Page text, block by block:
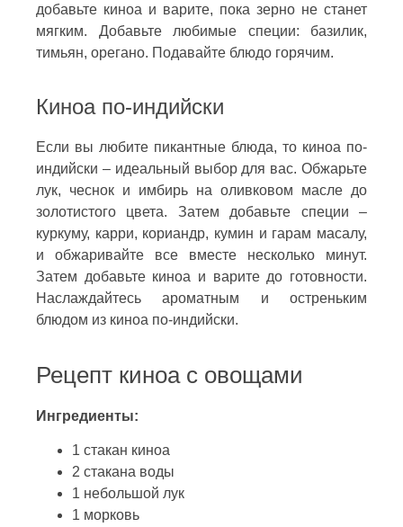
добавьте киноа и варите, пока зерно не станет
мягким. Добавьте любимые специи: базилик,
тимьян, орегано. Подавайте блюдо горячим.
Киноа по-индийски
Если вы любите пикантные блюда, то киноа по-
индийски – идеальный выбор для вас. Обжарьте
лук, чеснок и имбирь на оливковом масле до
золотистого цвета. Затем добавьте специи –
куркуму, карри, кориандр, кумин и гарам масалу,
и обжаривайте все вместе несколько минут.
Затем добавьте киноа и варите до готовности.
Наслаждайтесь ароматным и остреньким
блюдом из киноа по-индийски.
Рецепт киноа с овощами
Ингредиенты:
1 стакан киноа
2 стакана воды
1 небольшой лук
1 морковь